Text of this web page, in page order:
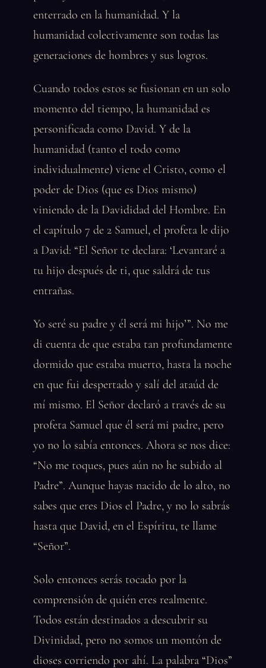
enterrado en la humanidad. Y la
humanidad colectivamente son todas las
generaciones de hombres y sus logros.
Cuando todos estos se fusionan en un solo
momento del tiempo, la humanidad es
personificada como David. Y de la
humanidad (tanto el todo como
individualmente) viene el Cristo, como el
poder de Dios (que es Dios mismo)
viniendo de la Davididad del Hombre. En
el capítulo 7 de 2 Samuel, el profeta le dijo
a David: “El Señor te declara: ‘Levantaré a
tu hijo después de ti, que saldrá de tus
entrañas.
Yo seré su padre y él será mi hijo’”. No me
di cuenta de que estaba tan profundamente
dormido que estaba muerto, hasta la noche
en que fui despertado y salí del ataúd de
mí mismo. El Señor declaró a través de su
profeta Samuel que él será mi padre, pero
yo no lo sabía entonces. Ahora se nos dice:
“No me toques, pues aún no he subido al
Padre”. Aunque hayas nacido de lo alto, no
sabes que eres Dios el Padre, y no lo sabrás
hasta que David, en el Espíritu, te llame
“Señor”.
Solo entonces serás tocado por la
comprensión de quién eres realmente.
Todos están destinados a descubrir su
Divinidad, pero no somos un montón de
dioses corriendo por ahí. La palabra “Dios”